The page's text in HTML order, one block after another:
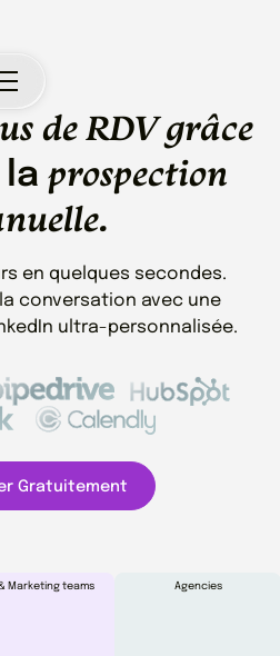
de RDV grâce
la prospection
en quelques secondes.
conversation avec une
ultra-personnalisée.
Gratuitement
Marketing teams Agencies